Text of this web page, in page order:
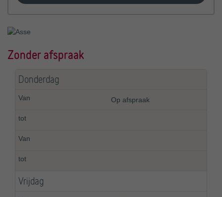
Zonder afspraak
Donderdag
Op afspraak
Vrijdag